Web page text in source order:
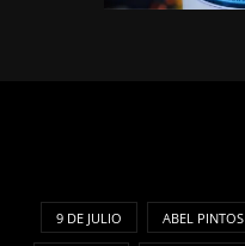
9 DE JULIO ABEL PINTOS